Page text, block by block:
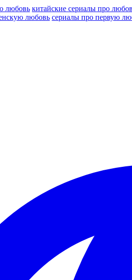
любовь китайские сериалы про
любовь сериалы про первую